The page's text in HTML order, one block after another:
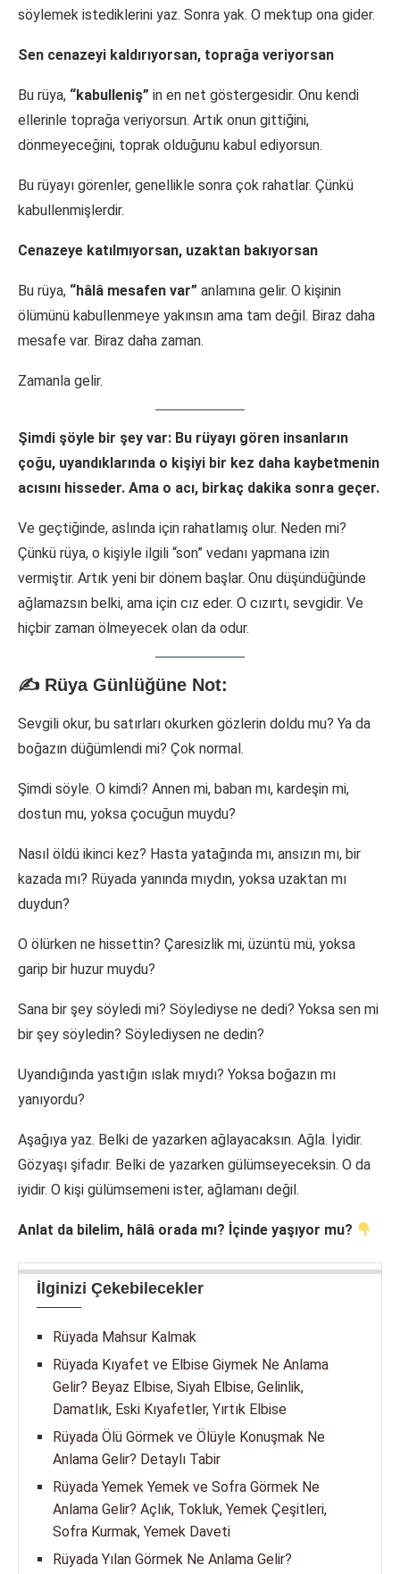
söylemek istediklerini yaz. Sonra yak. O mektup ona gider.
Sen cenazeyi kaldırıyorsan, toprağa veriyorsan
Bu rüya, “kabulleniş” in en net göstergesidir. Onu kendi
ellerinle toprağa veriyorsun. Artık onun gittiğini,
dönmeyeceğini, toprak olduğunu kabul ediyorsun.
Bu rüyayı görenler, genellikle sonra çok rahatlar. Çünkü
kabullenmişlerdir.
Cenazeye katılmıyorsan, uzaktan bakıyorsan
Bu rüya, “hâlâ mesafen var” anlamına gelir. O kişinin
ölümünü kabullenmeye yakınsın ama tam değil. Biraz daha
mesafe var. Biraz daha zaman.
Zamanla gelir.
Şimdi şöyle bir şey var: Bu rüyayı gören insanların
çoğu, uyandıklarında o kişiyi bir kez daha kaybetmenin
acısını hisseder. Ama o acı, birkaç dakika sonra geçer.
Ve geçtiğinde, aslında için rahatlamış olur. Neden mi?
Çünkü rüya, o kişiyle ilgili “son” vedanı yapmana izin
vermiştir. Artık yeni bir dönem başlar. Onu düşündüğünde
ağlamazsın belki, ama için cız eder. O cızırtı, sevgidir. Ve
hiçbir zaman ölmeyecek olan da odur.
✍️ Rüya Günlüğüne Not:
Sevgili okur, bu satırları okurken gözlerin doldu mu? Ya da
boğazın düğümlendi mi? Çok normal.
Şimdi söyle. O kimdi? Annen mi, baban mı, kardeşin mi,
dostun mu, yoksa çocuğun muydu?
Nasıl öldü ikinci kez? Hasta yatağında mı, ansızın mı, bir
kazada mı? Rüyada yanında mıydın, yoksa uzaktan mı
duydun?
O ölürken ne hissettin? Çaresizlik mi, üzüntü mü, yoksa
garip bir huzur muydu?
Sana bir şey söyledi mi? Söylediyse ne dedi? Yoksa sen mi
bir şey söyledin? Söylediysen ne dedin?
Uyandığında yastığın ıslak mıydı? Yoksa boğazın mı
yanıyordu?
Aşağıya yaz. Belki de yazarken ağlayacaksın. Ağla. İyidir.
Gözyaşı şifadır. Belki de yazarken gülümseyeceksin. O da
iyidir. O kişi gülümsemeni ister, ağlamanı değil.
Anlat da bilelim, hâlâ orada mı? İçinde yaşıyor mu?
İlginizi Çekebilecekler
Rüyada Mahsur Kalmak
Rüyada Kıyafet ve Elbise Giymek Ne Anlama
Gelir? Beyaz Elbise, Siyah Elbise, Gelinlik,
Damatlık, Eski Kıyafetler, Yırtık Elbise
Rüyada Ölü Görmek ve Ölüyle Konuşmak Ne
Anlama Gelir? Detaylı Tabir
Rüyada Yemek Yemek ve Sofra Görmek Ne
Anlama Gelir? Açlık, Tokluk, Yemek Çeşitleri,
Sofra Kurmak, Yemek Daveti
Rüyada Yılan Görmek Ne Anlama Gelir?